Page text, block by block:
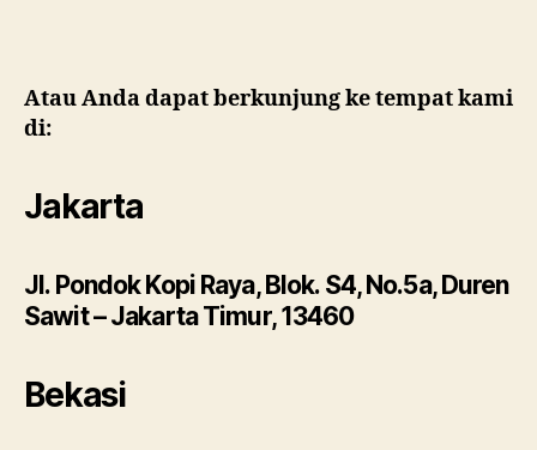
Atau Anda dapat berkunjung ke tempat kami
di:
Jakarta
Jl. Pondok Kopi Raya, Blok. S4, No.5a, Duren
Sawit – Jakarta Timur, 13460
Bekasi